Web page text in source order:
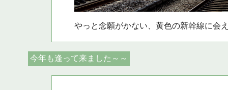
やっと念願がかない、黄色の新幹線に会
今年も逢って来ました～～